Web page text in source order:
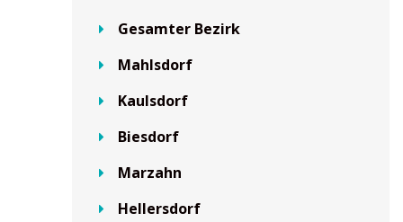
Gesamter Bezirk
Mahlsdorf
Kaulsdorf
Biesdorf
Marzahn
Hellersdorf